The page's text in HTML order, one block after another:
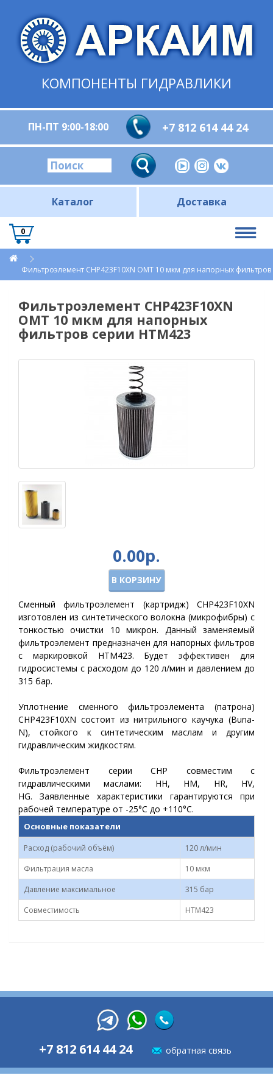
КОМПОНЕНТЫ ГИДРАВЛИКИ
ПН-ПТ 9:00-18:00 +7 812 614 44 24
Каталог Доставка
0
Фильтроэлемент CHP423F10XN OMT 10 мкм для напорных
Фильтроэлемент CHP423F10XN
OMT 10 мкм для напорных
фильтров серии HTM423
0.00р.
В КОРЗИНУ
Сменный фильтроэлемент (картридж) CHP423F10XN
изготовлен из синтетического волокна (микрофибры) с
тонкостью очистки 10 микрон. Данный заменяемый
фильтроэлемент предназначен для напорных фильтров
с маркировкой HTM423. Будет эффективен для
гидросистемы с расходом до 120 л/мин и давлением до
315 бар.
Уплотнение сменного фильтроэлемента (патрона)
CHP423F10XN состоит из нитрильного каучука (Buna-
N), стойкого к синтетическим маслам и другим
гидравлическим жидкостям.
Фильтроэлемент серии CHP совместим с
гидравлическими маслами: HH, HM, HR, HV,
HG. Заявленные характеристики гарантируются при
рабочей температуре от -25°C до +110°C.
Основные показатели
Расход (рабочий объём)
120 л/мин
Фильтрация масла
10 мкм
Давление максимальное
315 бар
Совместимость
HTM423
+7 812 614 44 24 обратная связь